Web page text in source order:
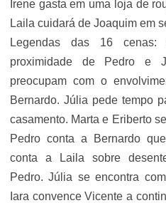
Irene gasta em uma loja de
Laila cuidará de Joaquim em
Legendas das 16
proximidade de Pedro e
preocupam com o
Bernardo. Júlia pede tempo
casamento. Marta e Eriberto
Pedro conta a Bernardo
conta a Laila sobre
Pedro. Júlia se encontra
Iara convence Vicente a